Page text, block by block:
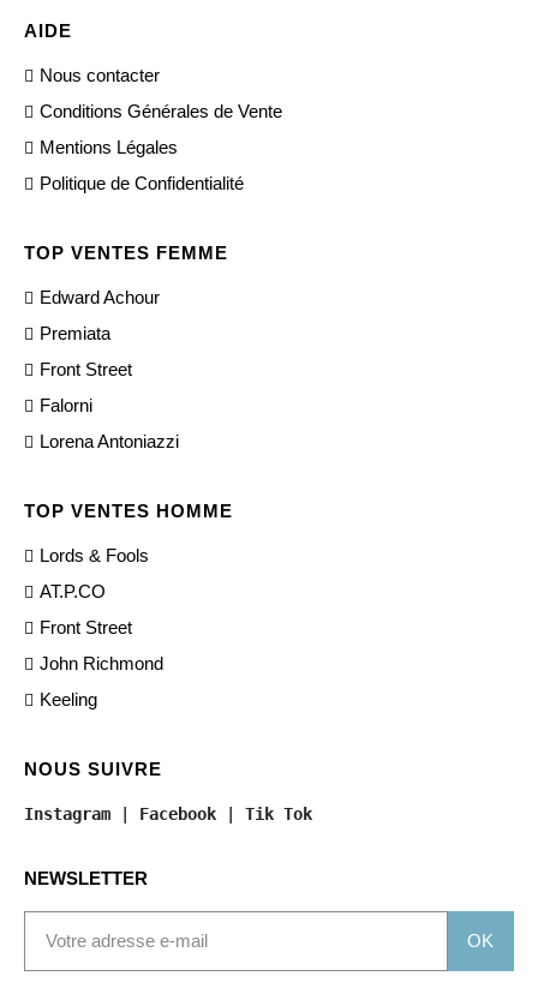
AIDE
Nous contacter
Conditions Générales de Vente
Mentions Légales
Politique de Confidentialité
TOP VENTES FEMME
Edward Achour
Premiata
Front Street
Falorni
Lorena Antoniazzi
TOP VENTES HOMME
Lords & Fools
AT.P.CO
Front Street
John Richmond
Keeling
NOUS SUIVRE
Instagram | Facebook | Tik Tok
NEWSLETTER
OK